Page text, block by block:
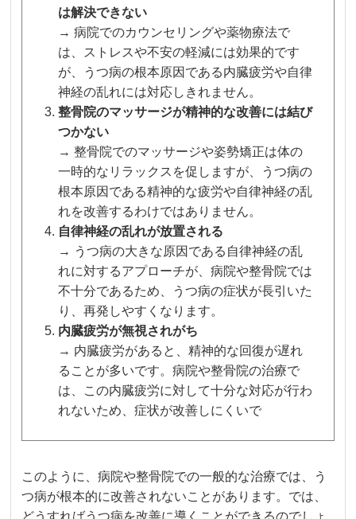
は解決できない
→ 病院でのカウンセリングや薬物療法で
は、ストレスや不安の軽減には効果的です
が、うつ病の根本原因である内臓疲労や自律
神経の乱れには対応しきれません。
整骨院のマッサージが精神的な改善には結び
つかない
→ 整骨院でのマッサージや姿勢矯正は体の
一時的なリラックスを促しますが、うつ病の
根本原因である精神的な疲労や自律神経の乱
れを改善するわけではありません。
自律神経の乱れが放置される
→ うつ病の大きな原因である自律神経の乱
れに対するアプローチが、病院や整骨院では
不十分であるため、うつ病の症状が長引いた
り、再発しやすくなります。
内臓疲労が無視されがち
→ 内臓疲労があると、精神的な回復が遅れ
ることが多いです。病院や整骨院の治療で
は、この内臓疲労に対して十分な対応が行わ
れないため、症状が改善しにくいで
このように、病院や整骨院での一般的な治療では、う
つ病が根本的に改善されないことがあります。では、
どうすればうつ病を改善に導くことができるのでしょ